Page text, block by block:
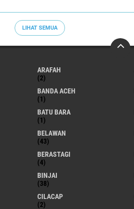
LIHAT SEMUA
ARAFAH
(2)
BANDA ACEH
(1)
BATU BARA
(1)
BELAWAN
(43)
BERASTAGI
(4)
BINJAI
(38)
CILACAP
(2)